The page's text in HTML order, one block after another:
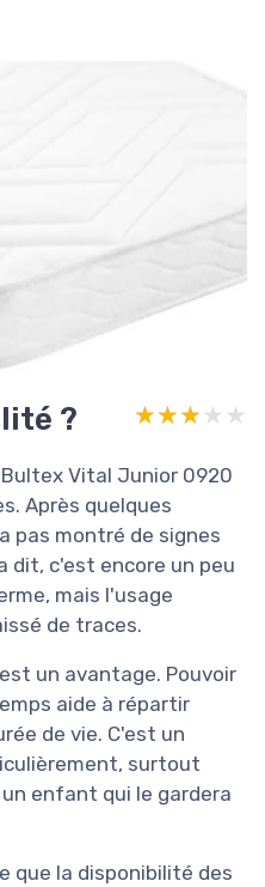
? ★★★★★
★★★★★
Vital Junior 0920
Après quelques
pas montré de signes
dit, c'est encore un peu
mais l'usage
de traces.
un avantage. Pouvoir
aide à répartir
de vie. C'est un
surtout
enfant qui le gardera
que la disponibilité des